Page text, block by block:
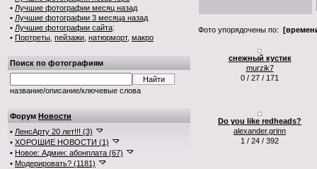
• Лучшие фотографии месяц назад
• Лучшие фотографии 3 месяца назад
• Лучшие фотографии сайта:
• Портреты пейзажи натюрморт, макро
Поиск по фотографиям
название/описание/ключевые слова
Форум Новости
• ЛенсАрту 20 лет!!! (3)
• ХОРОШИЕ НОВОСТИ (1)
• Новое: Админ: абонплата (67)
• Модерировать? (1181)
Фото упорядочены по:
снежный кустик
murzik7
0 / 27 / 171
Do you like redheads?
alexander.grinn
1 / 24 / 392